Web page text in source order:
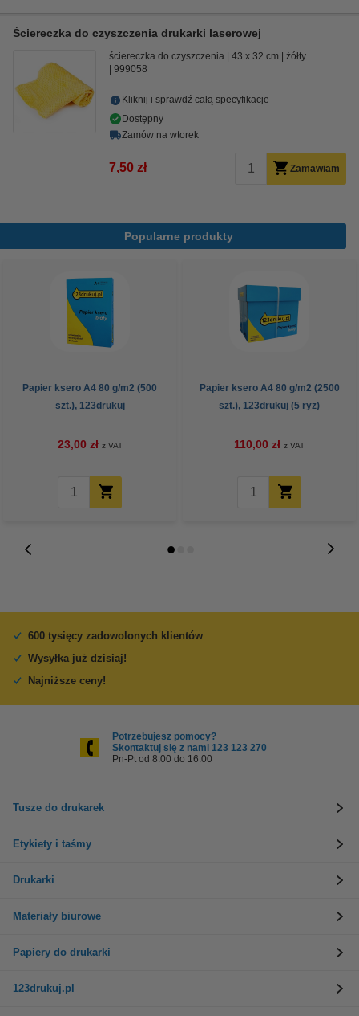
Ściereczka do czyszczenia drukarki laserowej
ściereczka do czyszczenia 43 x 32 cm
żółty
999058
Kliknij i sprawdź całą specyfikacje
Dostępny
Zamów na wtorek
7,50 zł Zamawiam
Popularne produkty
Papier ksero A4 80 g/m2 (500
szt.), 123drukuj
23,00 zł z VAT
Papier ksero A4 80 g/m2 (2500
szt.), 123drukuj (5 ryz)
110,00 zł z VAT
600 tysięcy zadowolonych klientów
Wysyłka już dzisiaj!
Najniższe ceny!
Potrzebujesz pomocy?
Skontaktuj się z nami 123 123 270
Pn-Pt od 8:00 do 16:00
Tusze do drukarek
Etykiety i taśmy
Drukarki
Materiały biurowe
Papiery do drukarki
123drukuj.pl